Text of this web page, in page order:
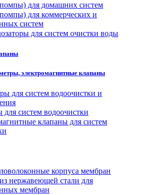
для домашних систем
для коммерческих и
систем
для систем очистки воды
электромагнитные клапаны
для систем водоочистки и
для систем водоочистки
клапаны для систем
корпуса мембран
нержавеющей стали для
мембран